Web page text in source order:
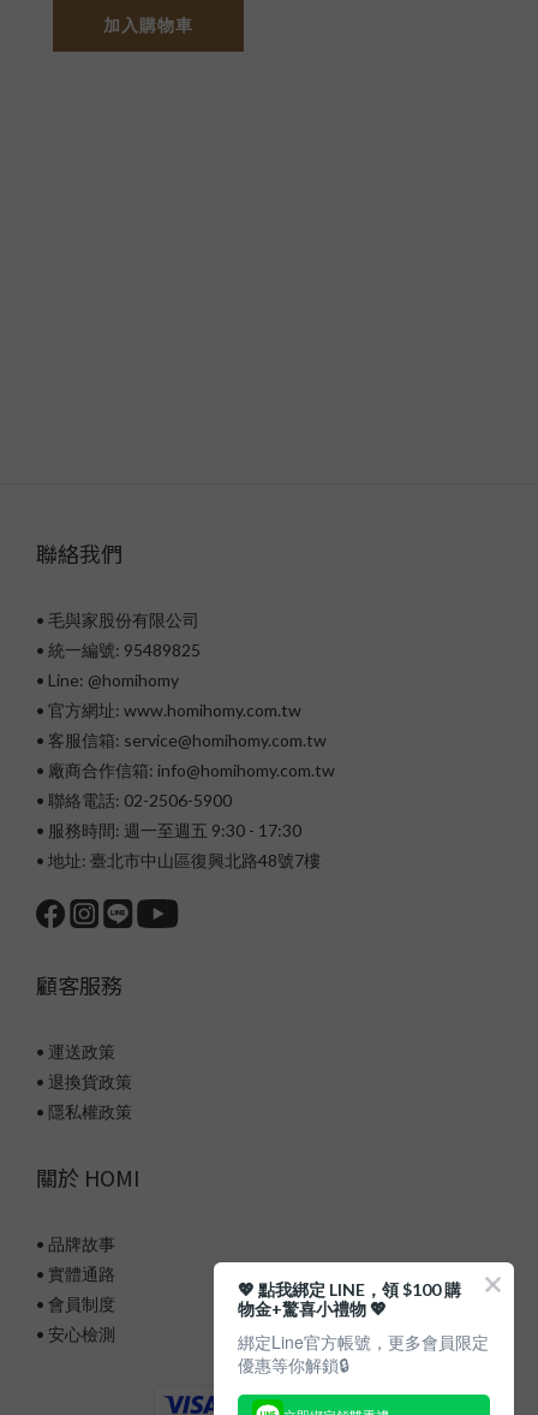
加入購物車
聯絡我們
• 毛與家股份有限公司
• 統一編號: 95489825
• Line: @homihomy
• 官方網址: www.homihomy.com.tw
• 客服信箱: service@homihomy.com.tw
• 廠商合作信箱: info@homihomy.com.tw
• 聯絡電話: 02-2506-5900
• 服務時間: 週一至週五 9:30 - 17:30
• 地址: 臺北市中山區復興北路48號7樓
顧客服務
• 運送政策
• 退換貨政策
• 隱私權政策
關於 HOMI
• 品牌故事
• 實體通路
• 會員制度
• 安心檢測
💖 點我綁定 LINE，領 $100 購
物金+驚喜小禮物 💖
綁定Line官方帳號，更多會員限定
優惠等你解鎖🔒